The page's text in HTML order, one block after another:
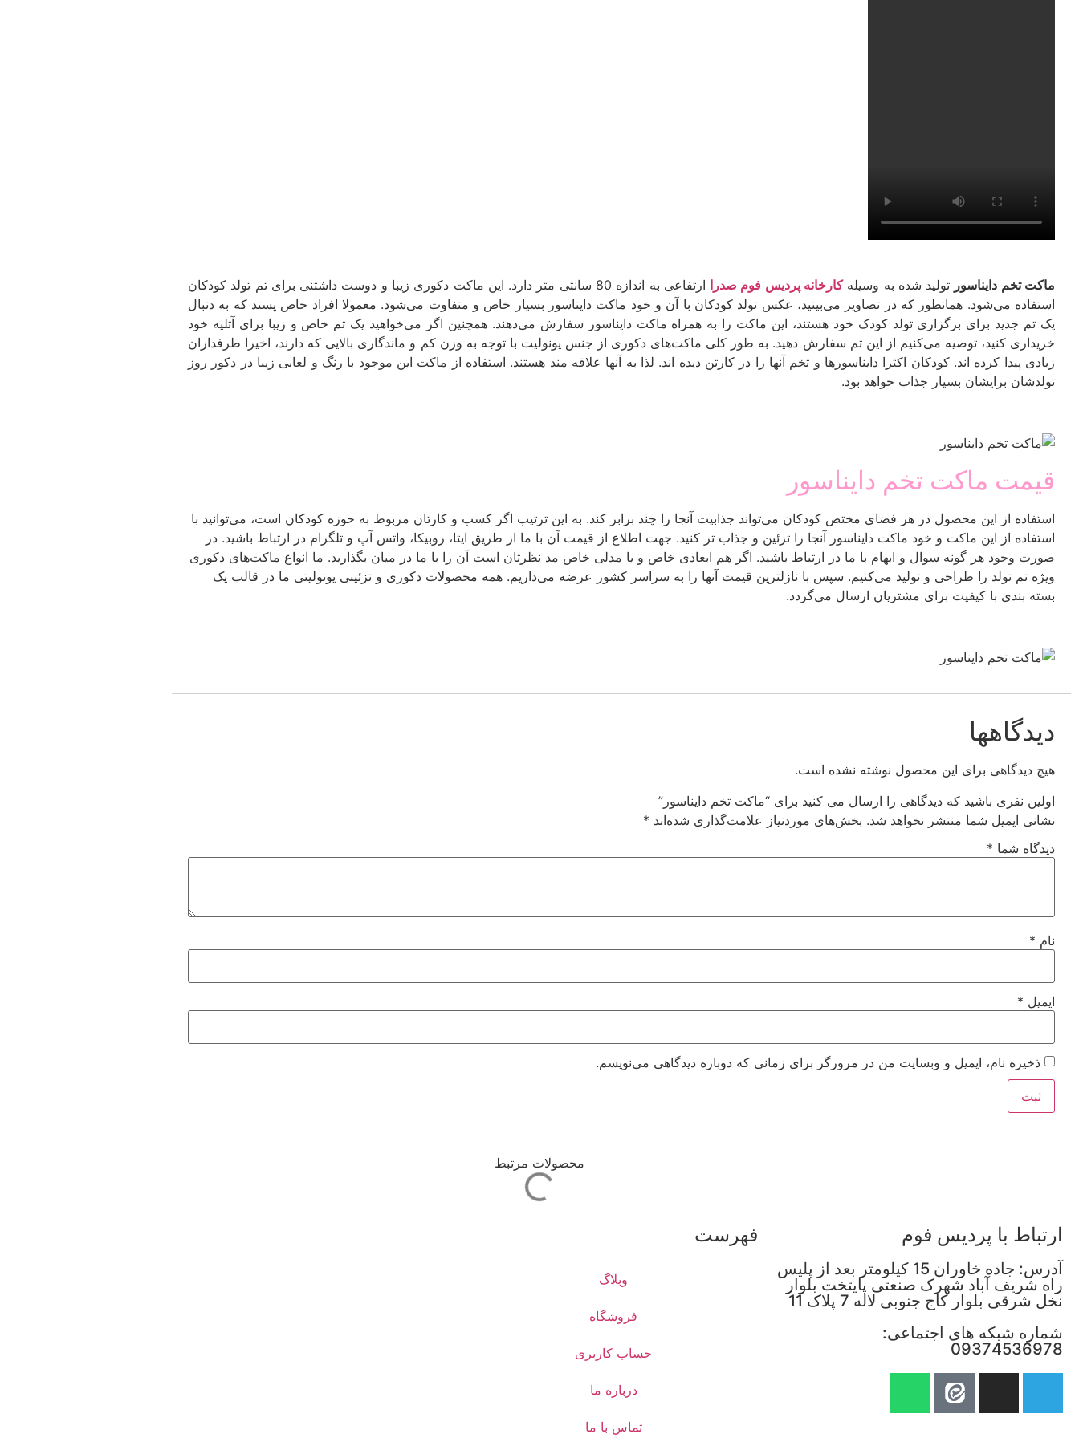
ماکت تخم دایناسور تولید شده به وسیلهکارخانه پردیس فوم صدرا
ارتفاعی به اندازه 80 سانتی متر دارد. این ماکت دکوری زیبا و دوست داشتنی برای تم تولد کودکان
استفاده می‌شود. همانطور که در تصاویر می‌بینید، عکس تولد کودکان با آن و خود ماکت دایناسور بسیار خاص و متفاوت می‌شود. معمولا افراد خاص پسند که به دنبال
یک تم جدید برای برگزاری تولد کودک خود هستند، این ماکت را به همراه ماکت دایناسور سفارش می‌دهند. همچنین اگر می‌خواهید یک تم خاص و زیبا برای آتلیه خود
خریداری کنید، توصیه می‌کنیم از این تم سفارش دهید. به طور کلی ماکت‌های دکوری از جنس یونولیت با توجه به وزن کم و ماندگاری بالایی که دارند، اخیرا طرفداران
زیادی پیدا کرده اند. کودکان اکثرا دایناسورها و تخم آنها را در کارتن دیده اند. لذا به آنها علاقه مند هستند. استفاده از ماکت این موجود با رنگ و لعابی زیبا در دکور روز
تولدشان برایشان بسیار جذاب خواهد بود.
قیمت ماکت تخم دایناسور
استفاده از این محصول در هر فضای مختص کودکان می‌تواند جذابیت آنجا را چند برابر کند. به این ترتیب اگر کسب و کارتان مربوط به حوزه کودکان است، می‌توانید با
استفاده از این ماکت و خود ماکت دایناسور آنجا را تزئین و جذاب تر کنید. جهت اطلاع از قیمت آن با ما از طریق ایتا، روبیکا، واتس آپ و تلگرام در ارتباط باشید. در
صورت وجود هر گونه سوال و ابهام با ما در ارتباط باشید. اگر هم ابعادی خاص و یا مدلی خاص مد نظرتان است آن را با ما در میان بگذارید. ما انواع ماکت‌های دکوری
ویژه تم تولد را طراحی و تولید می‌کنیم. سپس با نازلترین قیمت آنها را به سراسر کشور عرضه می‌داریم. همه محصولات دکوری و تزئینی یونولیتی ما در قالب یک
بسته بندی با کیفیت برای مشتریان ارسال می‌گردد.
دیدگاهها
هیچ دیدگاهی برای این محصول نوشته نشده است.
اولین نفری باشید که دیدگاهی را ارسال می کنید برای “ماکت تخم دایناسور”
نشانی ایمیل شما منتشر نخواهد شد. بخش‌های موردنیاز علامت‌گذاری شده‌اند *
دیدگاه شما *
نام *
ایمیل *
ذخیره نام، ایمیل و وبسایت من در مرورگر برای زمانی که دوباره دیدگاهی می‌نویسم.
محصولات مرتبط
ارتباط با پردیس فوم
آدرس: جاده خاوران 15 کیلومتر بعد از پلیس
راه شریف آباد شهرک صنعتی پایتخت بلوار
نخل شرقی بلوار کاج جنوبی لاله 7 پلاک 11
شماره شبکه های اجتماعی:
09374536978
فهرست
وبلاگ
فروشگاه
حساب کاربری
درباره ما
تماس با ما